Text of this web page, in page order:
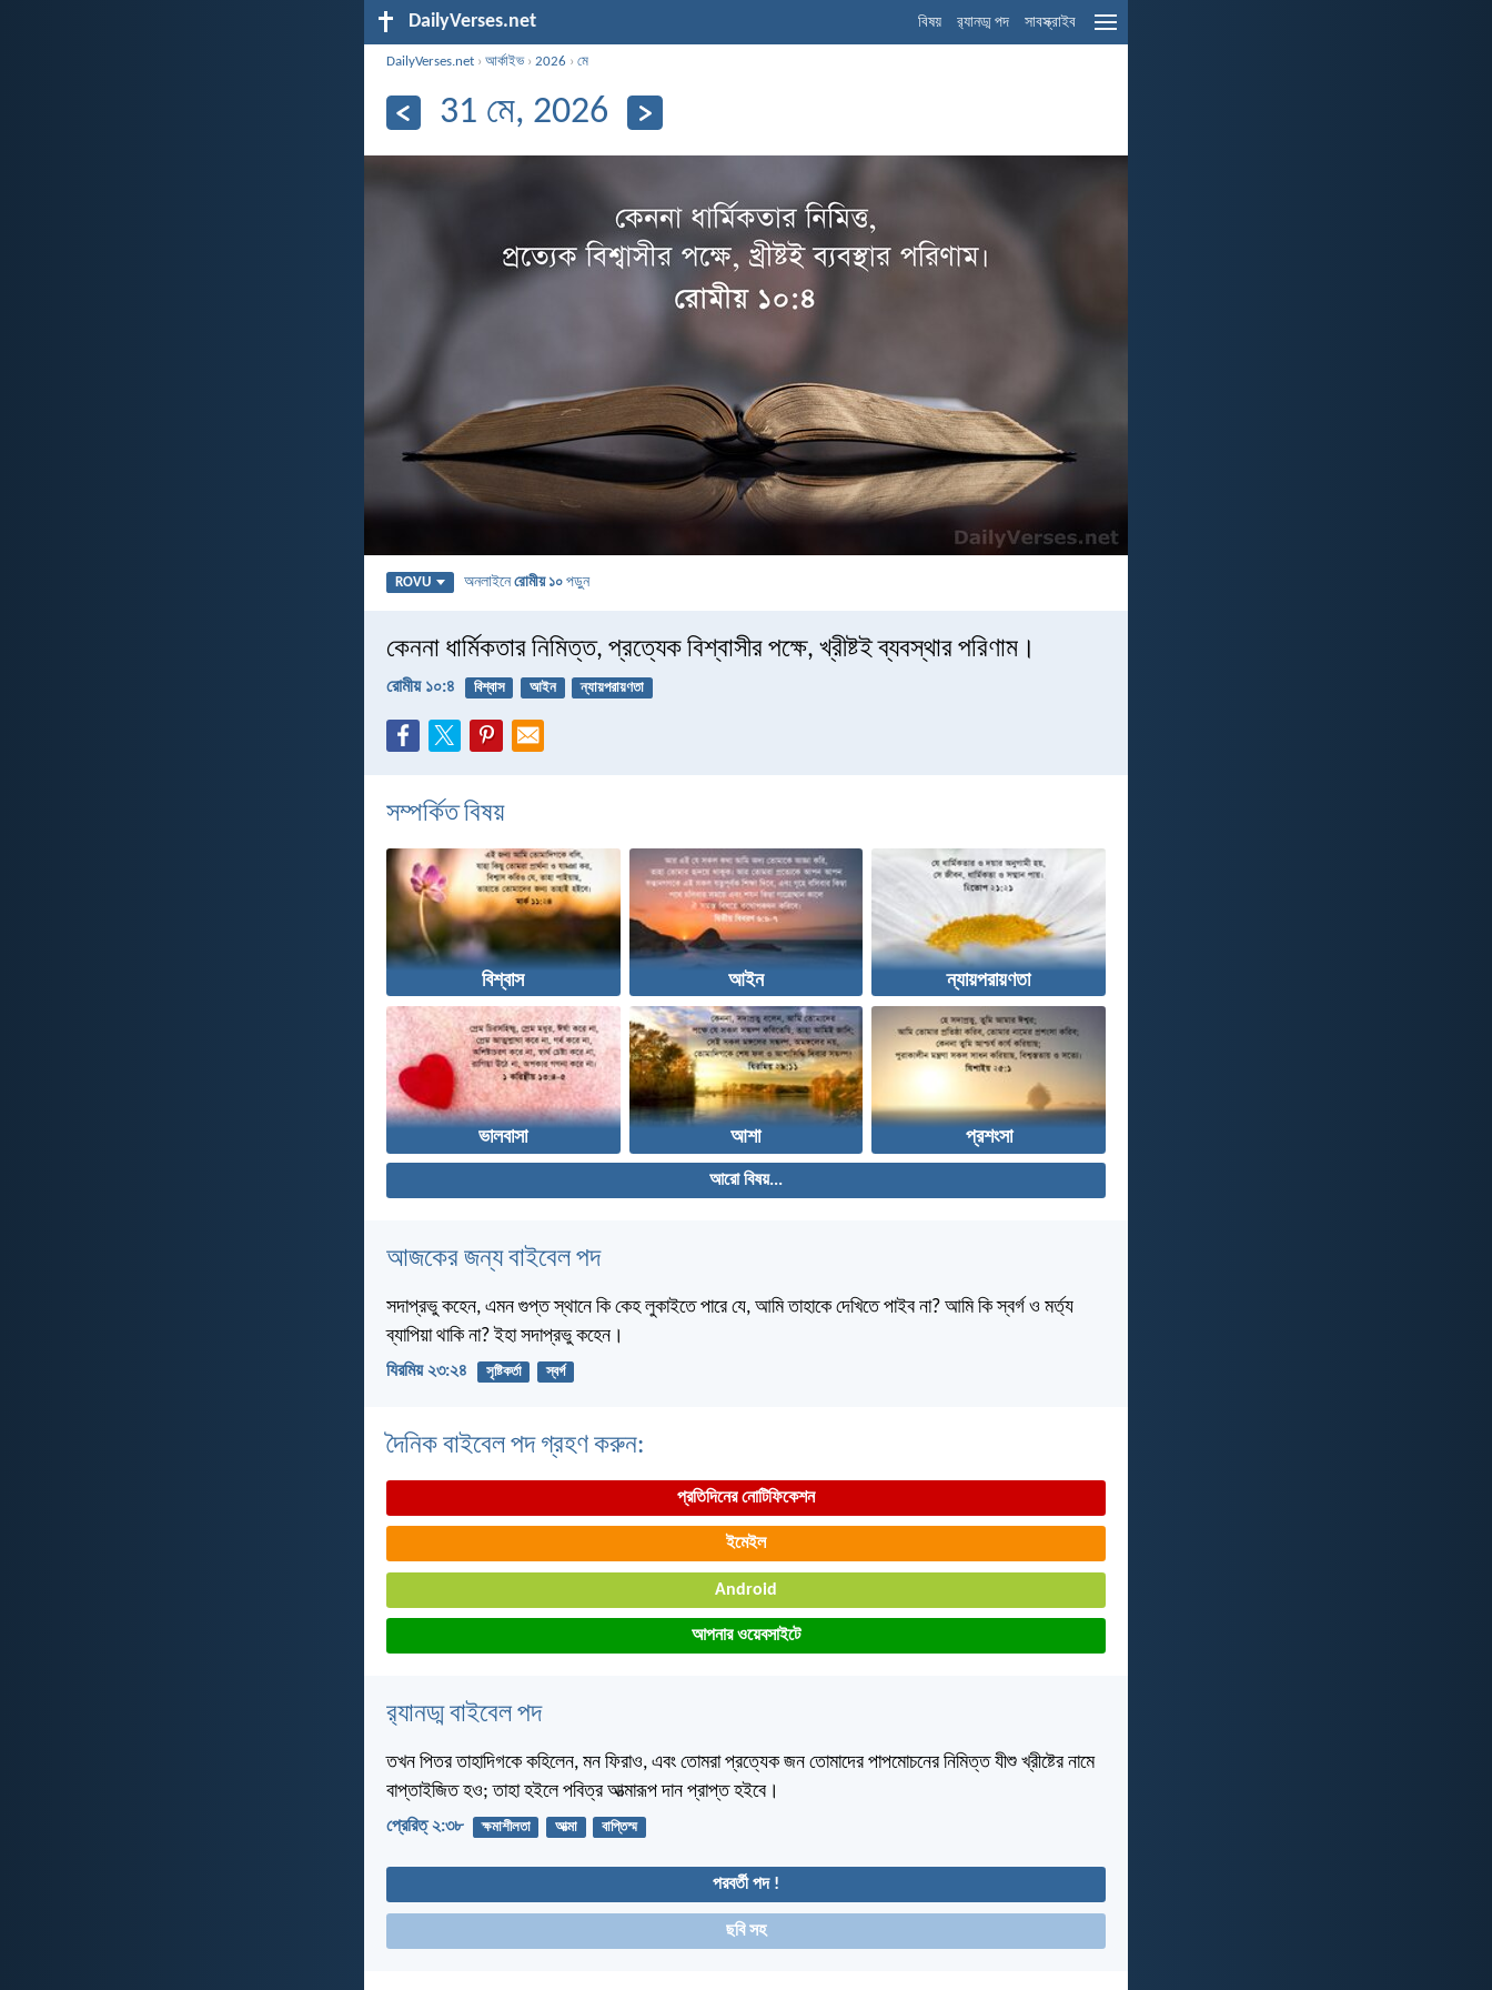
DailyVerses.net বিষয় র‌্যানড্ম পদ সাবস্ক্রাইব
DailyVerses.net ›আর্কাইভ›2026 ›মে
31 মে, 2026
ROVU অনলাইনেরোমীয় ১০ পড়ুন
কেননা ধার্মিকতার নিমিত্ত, প্রত্যেক বিশ্বাসীর পক্ষে, খ্রীষ্টই ব্যবস্থার পরিণাম।
রোমীয় ১০:৪ বিশ্বাস আইন ন্যায়পরায়ণতা
সম্পর্কিত বিষয়
বিশ্বাস আইন ন্যায়পরায়ণতা
ভালবাসা আশা প্রশংসা
আরো বিষয়...
আজকের জন্য বাইবেল পদ
সদাপ্রভু কহেন, এমন গুপ্ত স্থানে কি কেহ লুকাইতে পারে যে, আমি তাহাকে দেখিতে পাইব না? আমি কি স্বর্গ ও মর্ত্য
ব্যাপিয়া থাকি না? ইহা সদাপ্রভু কহেন।
যিরমিয় ২৩:২৪ সৃষ্টিকর্তা স্বর্গ
দৈনিক বাইবেল পদ গ্রহণ করুন:
প্রতিদিনের নোটিফিকেশন
ইমেইল
Android
আপনার ওয়েবসাইটে
র‌্যানড্ম বাইবেল পদ
তখন পিতর তাহাদিগকে কহিলেন, মন ফিরাও, এবং তোমরা প্রত্যেক জন তোমাদের পাপমোচনের নিমিত্ত যীশু খ্রীষ্টের নামে
বাপ্তাইজিত হও; তাহা হইলে পবিত্র আত্মারূপ দান প্রাপ্ত হইবে।
প্রেরিত্‌ ২:৩৮ ক্ষমাশীলতা আত্মা বাপ্তিস্ম
পরবর্তী পদ !
ছবি সহ